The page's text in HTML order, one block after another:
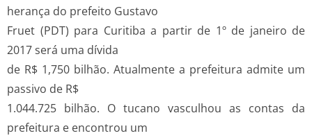
herança do prefeito Gustavo
Fruet (PDT) para Curitiba a partir de 1º de janeiro de
2017 será uma dívida
de R$ 1,750 bilhão. Atualmente a prefeitura admite um
passivo de R$
1.044.725 bilhão. O tucano vasculhou as contas da
prefeitura e encontrou um